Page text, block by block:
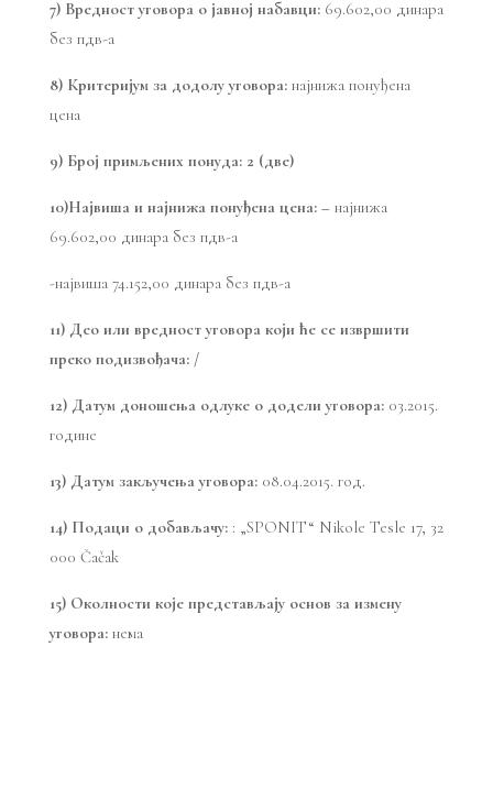
7) Вредност уговора о јавној набавци: 69.602,00 динара
без пдв-а
8) Критеријум за додолу уговора: најнижа понуђена
цена
9) Број примљених понуда: 2 (две)
10)Највиша и најнижа понуђена цена: – најнижа
69.602,00 динара без пдв-а
-највиша 74.152,00 динара без пдв-а
11) Део или вредност уговора који ће се извршити
преко подизвођача: /
12) Датум доношења одлуке о додели уговора: 03.2015.
године
13) Датум закључења уговора: 08.04.2015. год.
14) Подаци о добављачу: : „SPONIT“ Nikole Tesle 17, 32
000 Čačak
15) Околности које представљају основ за измену
уговора: нема